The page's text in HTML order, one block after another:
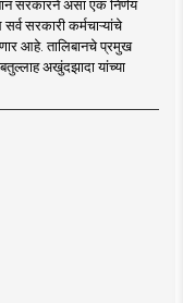
approach
culture,
will
सरकारने असा एक निर्णय
सरकारी कर्मचाऱ्यांचे
आहे. तालिबानचे प्रमुख
अखुंदझादा यांच्या